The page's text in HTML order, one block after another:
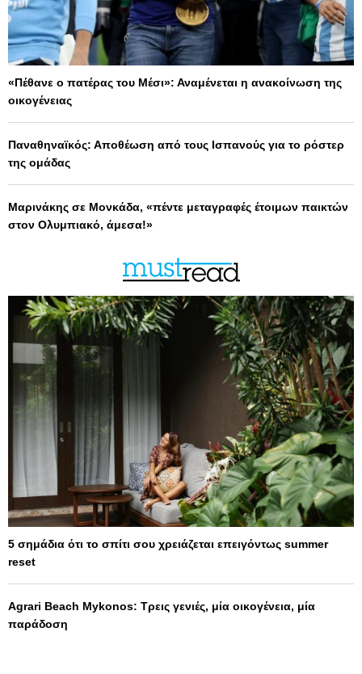
«Πέθανε ο πατέρας του Μέσι»: Αναμένεται η ανακοίνωση της
οικογένειας
Παναθηναϊκός: Αποθέωση από τους Ισπανούς για το ρόστερ
της ομάδας
Μαρινάκης σε Μονκάδα, «πέντε μεταγραφές έτοιμων παικτών
στον Ολυμπιακό, άμεσα!»
5 σημάδια ότι το σπίτι σου χρειάζεται επειγόντως summer
reset
Agrari Beach Mykonos: Τρεις γενιές, μία οικογένεια, μία
παράδοση